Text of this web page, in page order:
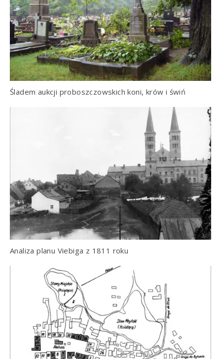
Śladem aukcji proboszczowskich koni, krów i świń
Analiza planu Viebiga z 1811 roku